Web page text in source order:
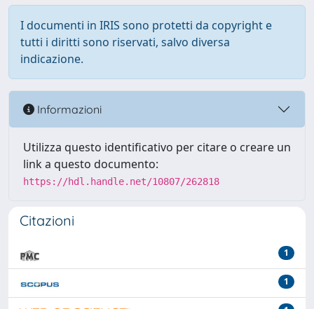
I documenti in IRIS sono protetti da copyright e
tutti i diritti sono riservati, salvo diversa
indicazione.
Informazioni
Utilizza questo identificativo per citare o creare un
link a questo documento:
https://hdl.handle.net/10807/262818
Citazioni
1
1